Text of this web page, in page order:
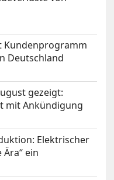
Kundenprogramm
Deutschland
gezeigt:
mit Ankündigung
Elektrischer
ein